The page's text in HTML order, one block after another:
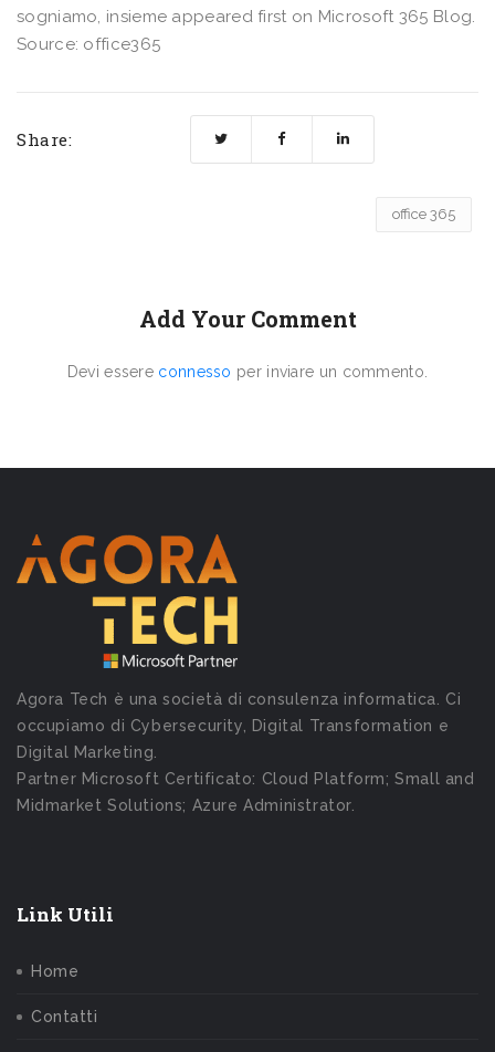
sogniamo, insieme appeared first on Microsoft 365 Blog.
Source: office365
Share:
office 365
Add Your Comment
Devi essere connesso per inviare un commento.
Agora Tech è una società di consulenza informatica. Ci
occupiamo di Cybersecurity, Digital Transformation e
Digital Marketing.
Partner Microsoft Certificato: Cloud Platform; Small and
Midmarket Solutions; Azure Administrator.
Link Utili
Home
Contatti